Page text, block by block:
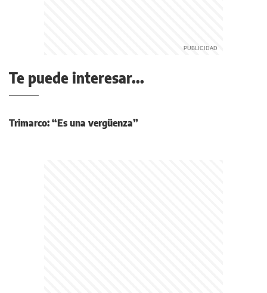
Te puede interesar...
Trimarco: “Es una vergüenza”